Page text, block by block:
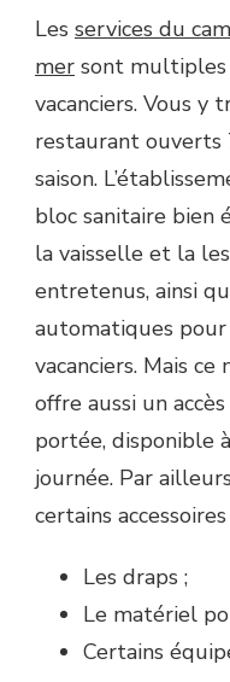
Les services du
mer sont multiples
vacanciers. Vous y
restaurant
saison.
bloc sanitaire bien
la vaisselle et la
entretenus, ainsi
automatiques
vacanciers. Mais ce
offre aussi un
portée, disponible
journée. Par
certains
Les draps ;
Le matériel
Certains